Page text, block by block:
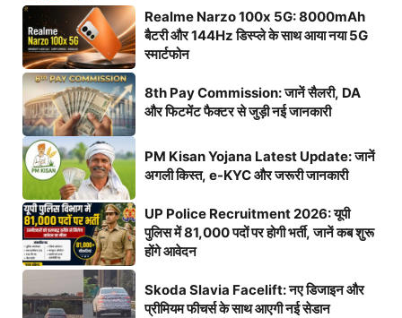
Realme Narzo 100x 5G: 8000mAh
बैटरी और 144Hz डिस्प्ले के साथ आया नया 5G
स्मार्टफोन
8th Pay Commission: जानें सैलरी, DA
और फिटमेंट फैक्टर से जुड़ी नई जानकारी
PM Kisan Yojana Latest Update: जानें
अगली किस्त, e-KYC और जरूरी जानकारी
UP Police Recruitment 2026: यूपी
पुलिस में 81,000 पदों पर होगी भर्ती, जानें कब शुरू
होंगे आवेदन
Skoda Slavia Facelift: नए डिजाइन और
प्रीमियम फीचर्स के साथ आएगी नई सेडान